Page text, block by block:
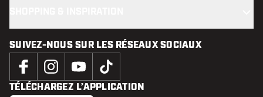
SUIVEZ-NOUS SUR LES RÉSEAUX SOCIAUX
TÉLÉCHARGEZ L’APPLICATION